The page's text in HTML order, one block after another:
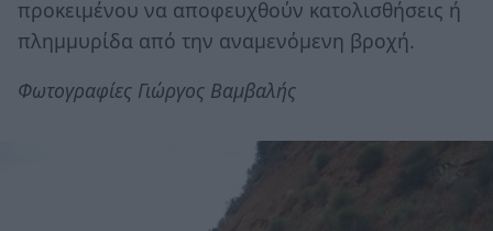
προκειμένου να αποφευχθούν κατολισθήσεις ή
πλημμυρίδα από την αναμενόμενη βροχή.
Φωτογραφίες Γιώργος Βαμβαλής